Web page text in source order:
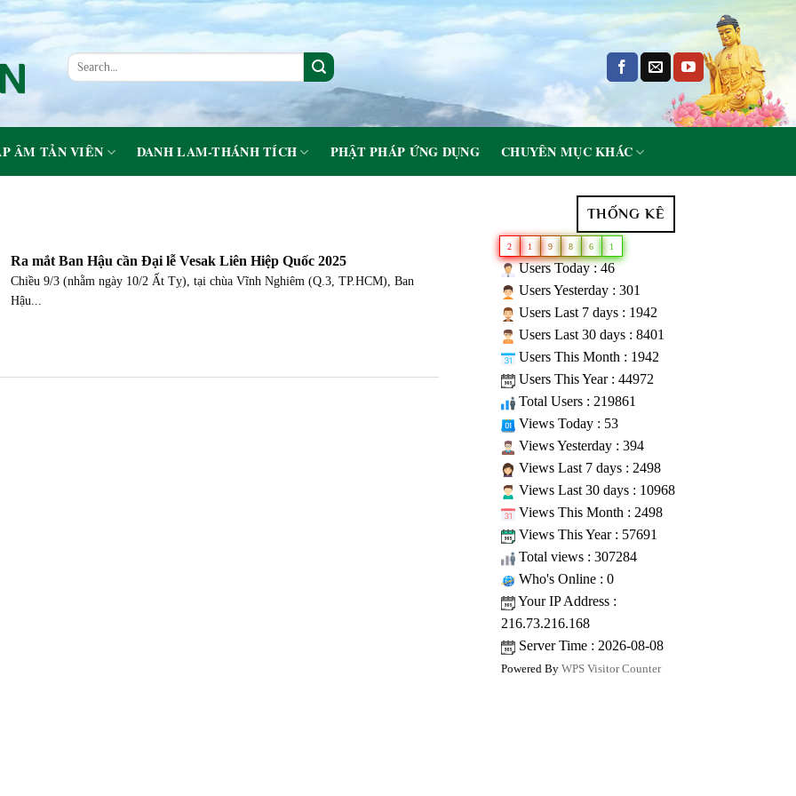
ÂM TẢN VIÊN DANH LAM-THÁNH TÍCH PHẬT PHÁP ỨNG DỤNG CHUYÊN MỤC KHÁC
Ra mắt Ban Hậu cần Đại lễ Vesak Liên Hiệp Quốc 2025
Chiều 9/3 (nhằm ngày 10/2 Ất Tỵ), tại chùa Vĩnh Nghiêm (Q.3, TP.HCM), Ban
Hậu...
THỐNG KÊ
2 1 9 8 6 1
Users Today : 46
Users Yesterday : 301
Users Last 7 days : 1942
Users Last 30 days : 8401
Users This Month : 1942
Users This Year : 44972
Total Users : 219861
Views Today : 53
Views Yesterday : 394
Views Last 7 days : 2498
Views Last 30 days : 10968
Views This Month : 2498
Views This Year : 57691
Total views : 307284
Who's Online : 0
Your IP Address :
216.73.216.168
Server Time : 2026-08-08
Powered By WPS Visitor Counter